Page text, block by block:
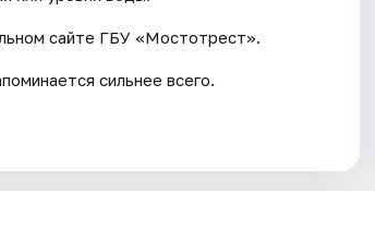
сайте ГБУ «Мостотрест».
сильнее всего.